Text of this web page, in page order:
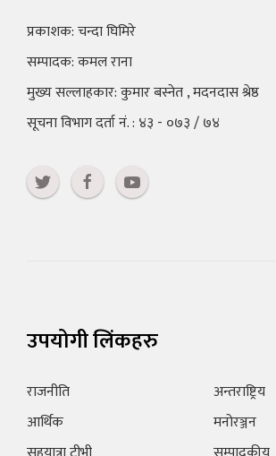
प्रकाशक: चन्दा घिमिरे
सम्पादक: कमल राना
मुख्य सल्लाहकार: कुमार बस्नेत , मदनदास श्रेष्ठ
सूचना विभाग दर्ता नं. : ४३ - ०७३ / ७४
उपयोगी लिंकहरु
राजनीति
आर्थिक
अन्तराष्ट्रिय
मनोरञ्जन